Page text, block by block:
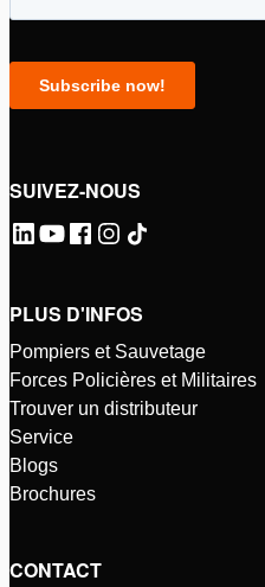
SUIVEZ-NOUS
PLUS D'INFOS
Pompiers et Sauvetage
Forces Policières et Militaires
Trouver un distributeur
Service
Blogs
Brochures
CONTACT